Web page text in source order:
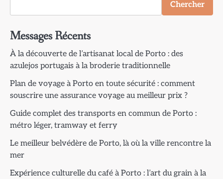
Chercher
Messages Récents
À la découverte de l’artisanat local de Porto : des
azulejos portugais à la broderie traditionnelle
Plan de voyage à Porto en toute sécurité : comment
souscrire une assurance voyage au meilleur prix ?
Guide complet des transports en commun de Porto :
métro léger, tramway et ferry
Le meilleur belvédère de Porto, là où la ville rencontre la
mer
Expérience culturelle du café à Porto : l’art du grain à la